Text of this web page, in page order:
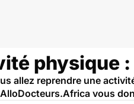
physique
allez reprendre une
vous